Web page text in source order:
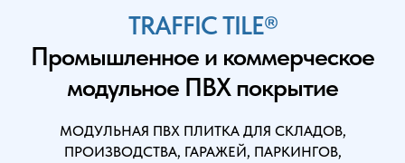
TRAFFIC TILE®
Промышленное и коммерческое
модульное ПВХ покрытие
МОДУЛЬНАЯ ПВХ ПЛИТКА ДЛЯ СКЛАДОВ,
ПРОИЗВОДСТВА, ГАРАЖЕЙ, ПАРКИНГОВ,